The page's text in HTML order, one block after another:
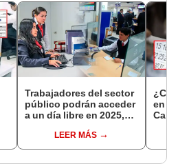
Trabajadores del sector
público podrán acceder
a un día libre en 2025,
este único requisito en
Perú
LEER MÁS
en